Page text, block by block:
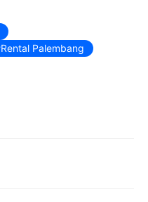
Rental Palembang